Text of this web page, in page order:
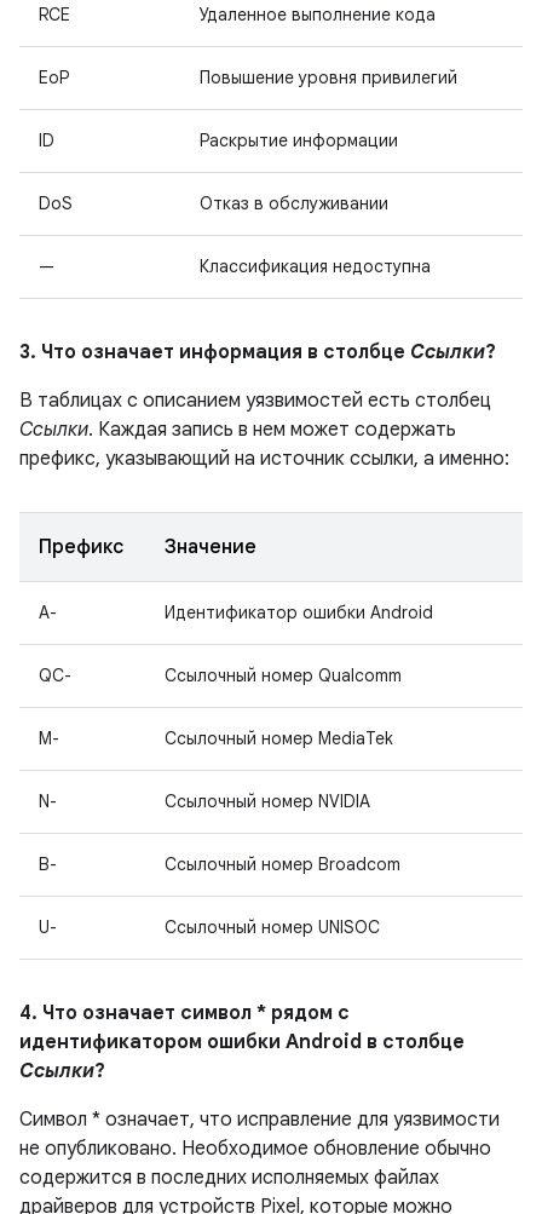
RCE Удаленное выполнение кода
EoP Повышение уровня привилегий
ID Раскрытие информации
DoS Отказ в обслуживании
— Классификация недоступна
3. Что означает информация в столбце Ссылки?
В таблицах с описанием уязвимостей есть столбец
Ссылки. Каждая запись в нем может содержать
префикс, указывающий на источник ссылки, а именно:
Префикс Значение
A- Идентификатор ошибки Android
QC- Ссылочный номер Qualcomm
M- Ссылочный номер MediaTek
N- Ссылочный номер NVIDIA
B- Ссылочный номер Broadcom
U- Ссылочный номер UNISOC
4. Что означает символ * рядом с
идентификатором ошибки Android в столбце
Ссылки?
Символ * означает, что исправление для уязвимости
не опубликовано. Необходимое обновление обычно
содержится в последних исполняемых файлах
драйверов для устройств Pixel, которые можно